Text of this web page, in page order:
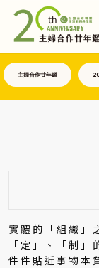
主婦合作廿年鑑
實體的「組織」
「定」、「制
件件貼近事物本